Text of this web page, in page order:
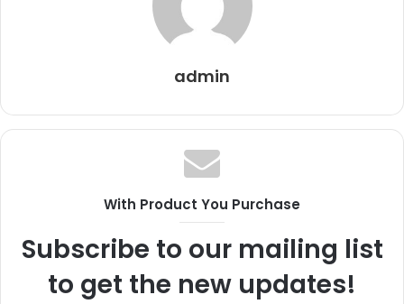
admin
With Product You Purchase
Subscribe to our mailing list
to get the new updates!